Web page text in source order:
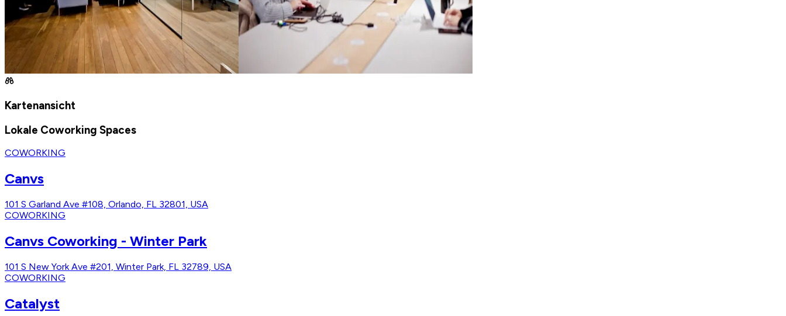
Kartenansicht
Lokale Coworking Spaces
COWORKING
Canvs
101 S Garland Ave #108, Orlando, FL 32801, USA
COWORKING
Canvs Coworking - Winter Park
101 S New York Ave #201, Winter Park, FL 32789, USA
COWORKING
Catalyst